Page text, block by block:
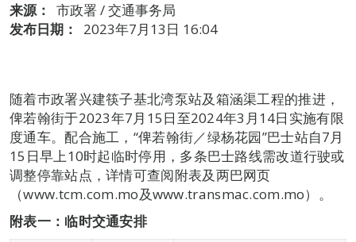
来源：
市政署 / 交通事务局
发布日期：
2023年7月13日 16:04
随着巿政署兴建筷子基北湾泵站及箱涵渠工程的推进，
俾若翰街于2023年7月15日至2024年3月14日实施有限
度通车。配合施工，“俾若翰街／绿杨花园”巴士站自7月
15日早上10时起临时停用，多条巴士路线需改道行驶或
调整停靠站点，详情可查阅附表及两巴网页
（www.tcm.com.mo及www.transmac.com.mo）。
附表一： 临时交通安排